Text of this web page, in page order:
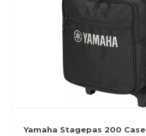
Yamaha Stagepas 200 Case